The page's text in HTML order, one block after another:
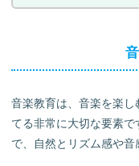
音楽教育は、音楽を楽
てる非常に大切な要素
で、自然とリズム感や音